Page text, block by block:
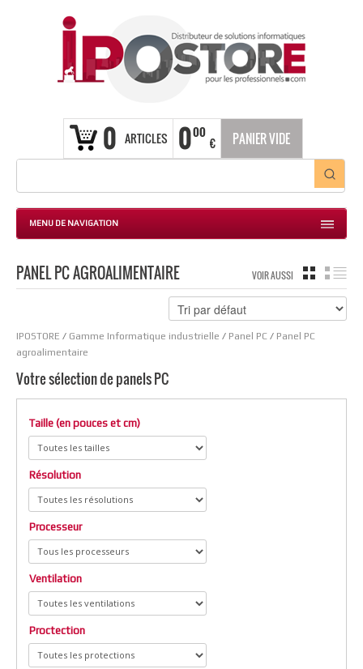
0 ARTICLES 000
€ PANIER VIDE
MENU DE NAVIGATION
PANEL PC AGROALIMENTAIRE VOIR AUSSI GRILLE
IPOSTORE / Gamme Informatique industrielle / Panel PC / Panel PC
agroalimentaire
Votre sélection de panels PC
Taille (en pouces et cm)
Résolution
Processeur
Ventilation
Proctection